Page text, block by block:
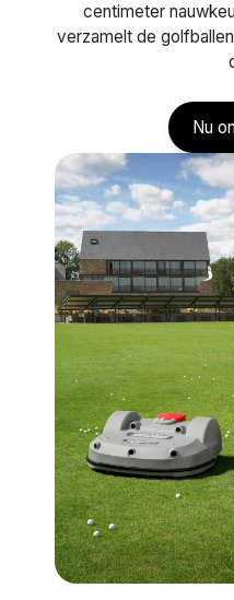
centimeter
verzamelt de
Nu